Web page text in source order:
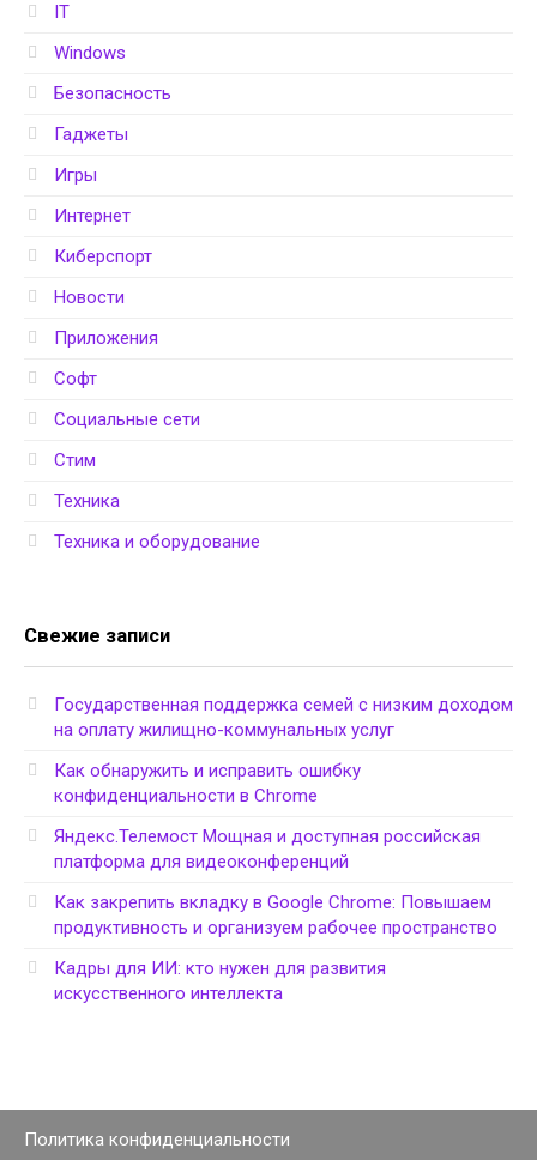
IT
Windows
Безопасность
Гаджеты
Игры
Интернет
Киберспорт
Новости
Приложения
Софт
Социальные сети
Стим
Техника
Техника и оборудование
Свежие записи
Государственная поддержка семей с низким доходом
на оплату жилищно-коммунальных услуг
Как обнаружить и исправить ошибку
конфиденциальности в Chrome
Яндекс.Телемост Мощная и доступная российская
платформа для видеоконференций
Как закрепить вкладку в Google Chrome: Повышаем
продуктивность и организуем рабочее пространство
Кадры для ИИ: кто нужен для развития
искусственного интеллекта
Политика конфиденциальности